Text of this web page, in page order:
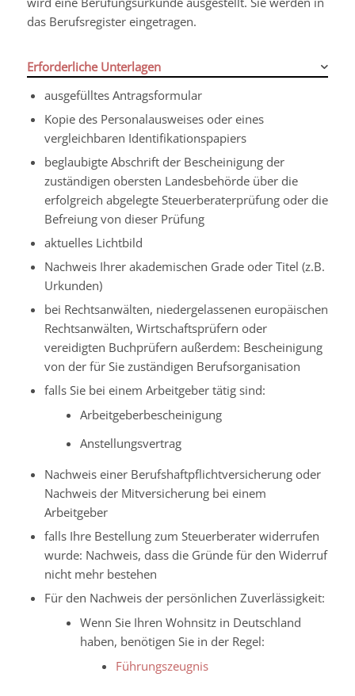
das Berufsregister eingetragen.
Erforderliche Unterlagen
ausgefülltes Antragsformular
Kopie des Personalausweises oder eines
vergleichbaren Identifikationspapiers
beglaubigte Abschrift der Bescheinigung der
zuständigen obersten Landesbehörde über die
erfolgreich abgelegte Steuerberaterprüfung oder die
Befreiung von dieser Prüfung
aktuelles Lichtbild
Nachweis Ihrer akademischen Grade oder Titel (z.B.
Urkunden)
bei Rechtsanwälten, niedergelassenen europäischen
Rechtsanwälten, Wirtschaftsprüfern oder
vereidigten Buchprüfern außerdem: Bescheinigung
von der für Sie zuständigen Berufsorganisation
falls Sie bei einem Arbeitgeber tätig sind:
Arbeitgeberbescheinigung
Anstellungsvertrag
Nachweis einer Berufshaftpflichtversicherung oder
Nachweis der Mitversicherung bei einem
Arbeitgeber
falls Ihre Bestellung zum Steuerberater widerrufen
wurde: Nachweis, dass die Gründe für den Widerruf
nicht mehr bestehen
Für den Nachweis der persönlichen Zuverlässigkeit:
Wenn Sie Ihren Wohnsitz in Deutschland
haben, benötigen Sie in der Regel:
Führungszeugnis